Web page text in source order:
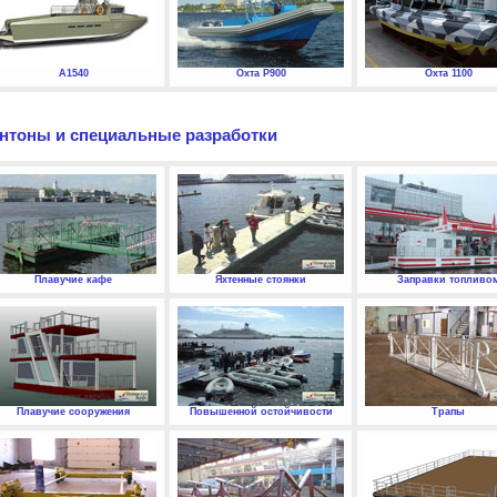
А1540 Охта P900 Охта 1100
и специальные разработки
Плавучие кафе Яхтенные стоянки Заправки
Плавучие сооружения Повышенной остойчивости Трапы